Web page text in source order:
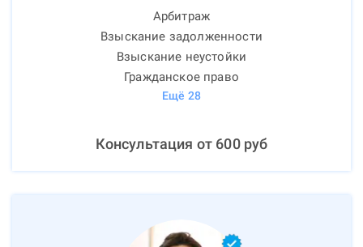
Арбитраж
Взыскание задолженности
Взыскание неустойки
Гражданское право
Ещё 28
Консультация от 600руб